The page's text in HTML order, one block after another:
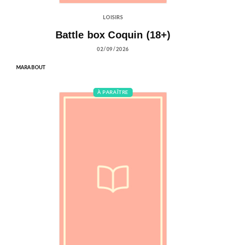
LOISIRS
Battle box Coquin (18+)
02/09/2026
MARABOUT
À PARAÎTRE